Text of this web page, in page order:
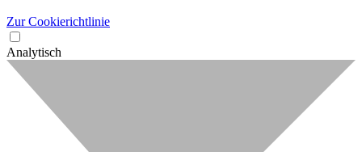
Zur Cookierichtlinie
Analytisch